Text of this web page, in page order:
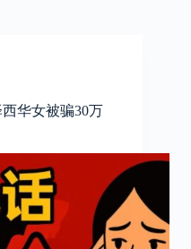
华女被骗30万